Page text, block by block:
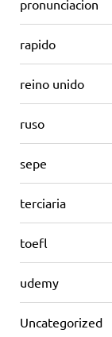
pronunciacion
rapido
reino unido
ruso
sepe
terciaria
toefl
udemy
Uncategorized